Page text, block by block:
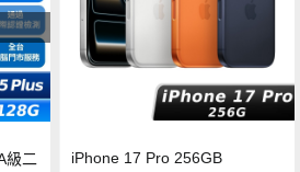
級二
iPhone 17 Pro 256GB